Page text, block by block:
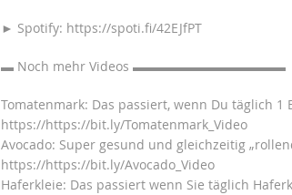
► Spotify: https://spoti.fi/42EJfPT
▬ Noch mehr Videos ▬▬▬▬▬▬▬▬▬▬▬▬
Tomatenmark: Das passiert, wenn Du täglich 1
https://https://bit.ly/Tomatenmark_Video
Avocado: Super gesund und gleichzeitig
https://https://bit.ly/Avocado_Video
Haferkleie: Das passiert wenn Sie täglich